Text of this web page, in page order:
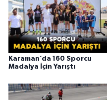
Karaman’da 160 Sporcu
Madalya İçin Yarıştı